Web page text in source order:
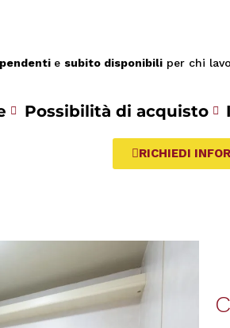
e subito disponibiliper chi
Possibilità di acquisto
RICHIEDI